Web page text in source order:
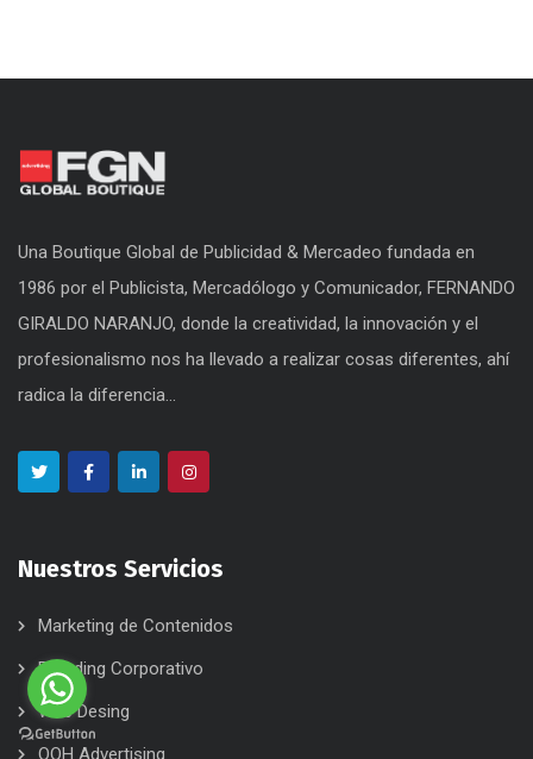
Una Boutique Global de Publicidad & Mercadeo fundada en
1986 por el Publicista, Mercadólogo y Comunicador, FERNANDO
GIRALDO NARANJO, donde la creatividad, la innovación y el
profesionalismo nos ha llevado a realizar cosas diferentes, ahí
radica la diferencia...
Nuestros Servicios
Marketing de Contenidos
Branding Corporativo
Web Desing
OOH Advertising